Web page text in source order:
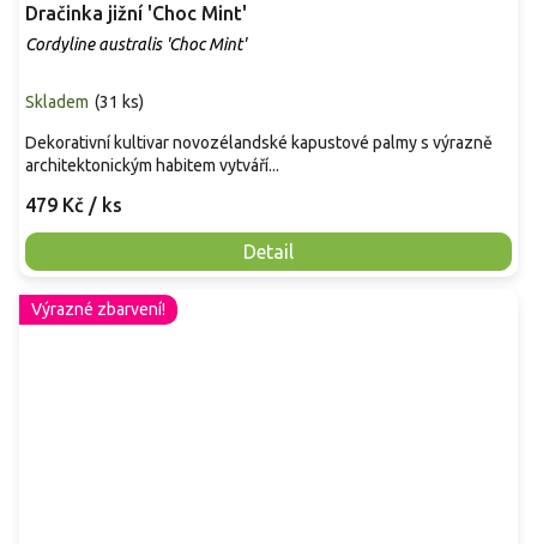
Dračinka jižní 'Choc Mint'
Cordyline australis 'Choc Mint'
Skladem (31 ks)
479 Kč / ks
Detail
Dekorativní kultivar novozélandské kapustové palmy s výrazně
architektonickým habitem vytváří...
Výrazné zbarvení!